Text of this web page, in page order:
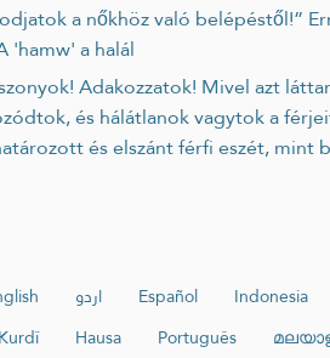
'hamw' a halál
és hálátlanok vagytok a
és elszánt férfi eszét, mint
اردو Español Indonesia
Kurdî Hausa Português